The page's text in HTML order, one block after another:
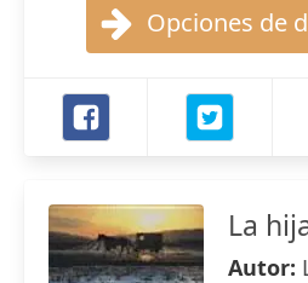
Opciones de
La
Autor: